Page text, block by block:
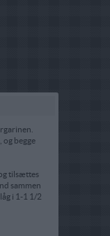
og begge
tilsættes
sammen
i 1-1 1/2